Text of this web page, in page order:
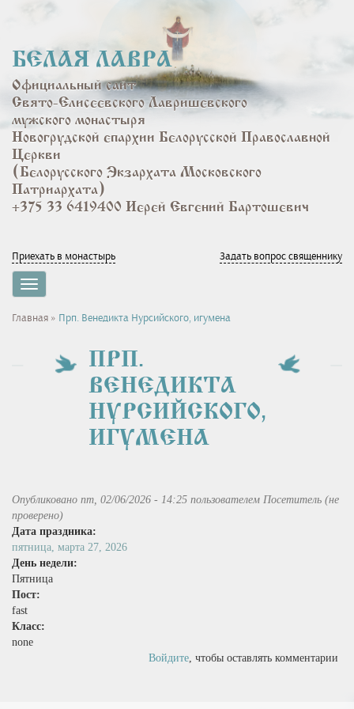
основному
содержанию
БЕЛАЯ ЛАВРА
Официальный сайт
Свято-Елисеевского Лавришевского
мужского монастыря
Новогрудской епархии Белорусской Православной
Церкви
(Белорусского Экзархата Московского
Патриархата)
+375 33 6419400 Иерей Евгений Бартошевич
Приехать в монастырь Задать вопрос священнику
Toggle
navigation
Вы
Главная » Прп. Венедикта Нурсийского, игумена
ПРП.
ВЕНЕДИКТА
НУРСИЙСКОГО,
ИГУМЕНА
Опубликовано пт, 02/06/2026 - 14:25 пользователем Посетитель (не
проверено)
Дата праздника:
пятница, марта 27, 2026
День недели:
Пятница
Пост:
fast
Класс:
none
Войдите, чтобы оставлять комментарии